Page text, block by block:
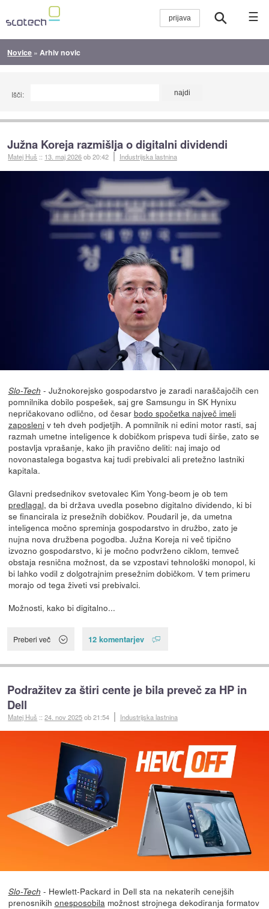
☰
Novice » Arhiv novic
Išči:
Južna Koreja razmišlja o digitalni dividendi
Matej Huš :: 13. maj 2026ob 20:42 Industrijska lastnina
Slo-Tech - Južnokorejsko gospodarstvo je zaradi naraščajočih cen
pomnilnika dobilo pospešek, saj gre Samsungu in SK Hynixu
nepričakovano odlično, od česar bodo spočetka največ imeli
zaposleniv teh dveh podjetjih. A pomnilnik ni edini motor rasti, saj
razmah umetne inteligence k dobičkom prispeva tudi širše, zato se
postavlja vprašanje, kako jih pravično deliti: naj imajo od
novonastalega bogastva kaj tudi prebivalci ali pretežno lastniki
kapitala.
Glavni predsednikov svetovalec Kim Yong-beom je ob tem
predlagal, da bi država uvedla posebno digitalno dividendo, ki bi
se financirala iz presežnih dobičkov. Poudaril je, da umetna
inteligenca močno spreminja gospodarstvo in družbo, zato je
nujna nova družbena pogodba. Južna Koreja ni več tipično
izvozno gospodarstvo, ki je močno podvrženo ciklom, temveč
obstaja resnična možnost, da se vzpostavi tehnološki monopol, ki
bi lahko vodil z dolgotrajnim presežnim dobičkom. V tem primeru
morajo od tega živeti vsi prebivalci.
Možnosti, kako bi digitalno...
Preberi več 12 komentarjev
Podražitev za štiri cente je bila preveč za HP in
Dell
Matej Huš ::24. nov 2025ob 21:54 Industrijska lastnina
Slo-Tech - Hewlett-Packard in Dell sta na nekaterih cenejših
prenosnikih onesposobila možnost strojnega dekodiranja formatov